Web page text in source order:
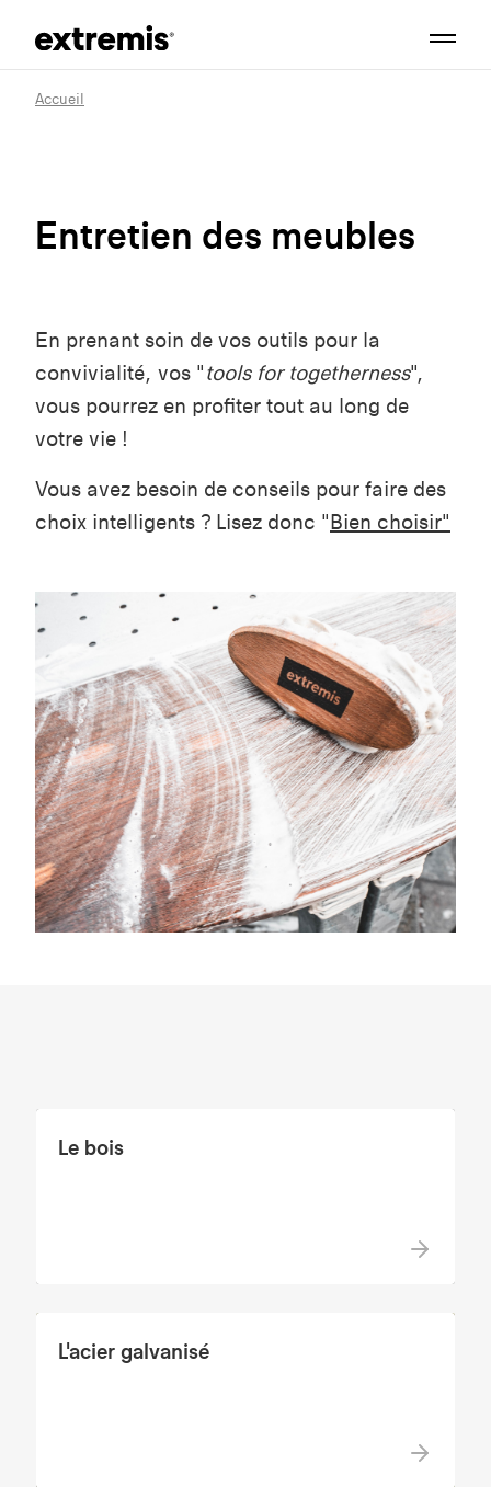
Accueil
Entretien des meubles
En prenant soin de vos outils pour la
convivialité, vos "tools for togetherness",
vous pourrez en profiter tout au long de
votre vie !
Vous avez besoin de conseils pour faire des
choix intelligents ? Lisez donc "Bien choisir"
Le bois
L'acier galvanisé